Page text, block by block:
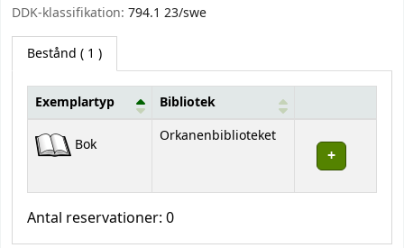
DDK-klassifikation: 794.1 23/swe
Bestånd ( 1 )
Bestånd
Exemplartyp Bibliotek
Bok Orkanenbiblioteket
Antal reservationer: 0